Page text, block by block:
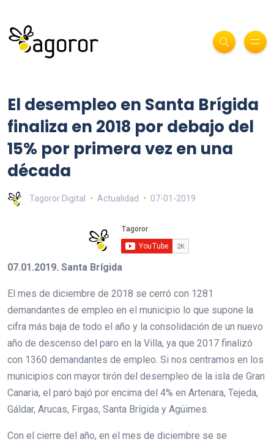
El desempleo en Santa Brígida
finaliza en 2018 por debajo del
15% por primera vez en una
década
Tagoror Digital Actualidad 07-01-2019
07.01.2019. Santa Brígida
El mes de diciembre de 2018 se cerró con 1281
demandantes de empleo en el municipio lo que supone la
cifra más baja de todo el año y la consolidación de un nuevo
año de descenso del paro en la Villa, ya que 2017 finalizó
con 1360 demandantes de empleo. Si nos centramos en los
municipios con mayor tirón del desempleo de la isla de Gran
Canaria, el paró bajó por encima del 4% en Artenara, Tejeda,
Gáldar, Arucas, Firgas, Santa Brígida y Agüimes.
Con el cierre del año, en el mes de diciembre se se